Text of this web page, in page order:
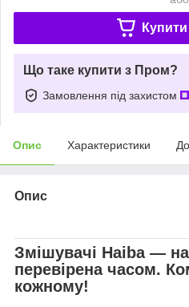
Купити
Що таке купити з Пром?
Замовлення під захистом
Опис Характеристики
Опис
Змішувачі Haiba—
перевірена часом.
кожному!